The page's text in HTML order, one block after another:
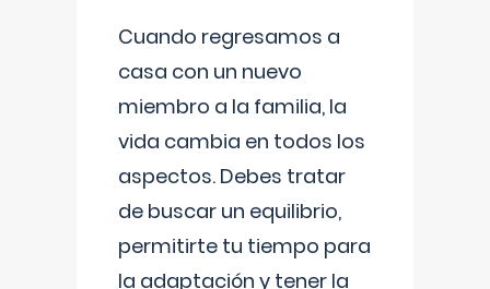
Cuando regresamos a
casa con un nuevo
miembro a la familia, la
vida cambia en todos los
aspectos. Debes tratar
de buscar un equilibrio,
permitirte tu tiempo para
la adaptación y tener la